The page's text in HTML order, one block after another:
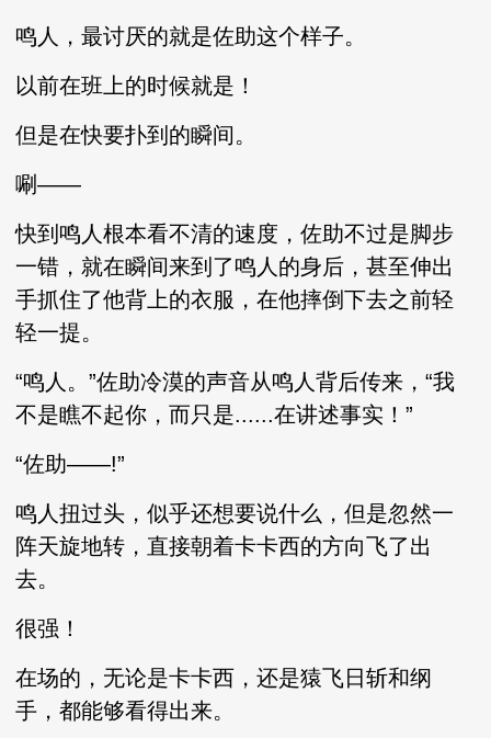
鸣人，最讨厌的就是佐助这个样子。
以前在班上的时候就是！
但是在快要扑到的瞬间。
唰——
快到鸣人根本看不清的速度，佐助不过是脚步
一错，就在瞬间来到了鸣人的身后，甚至伸出
手抓住了他背上的衣服，在他摔倒下去之前轻
轻一提。
“鸣人。”佐助冷漠的声音从鸣人背后传来，“我
不是瞧不起你，而只是......在讲述事实！”
“佐助——!”
鸣人扭过头，似乎还想要说什么，但是忽然一
阵天旋地转，直接朝着卡卡西的方向飞了出
去。
很强！
在场的，无论是卡卡西，还是猿飞日斩和纲
手，都能够看得出来。